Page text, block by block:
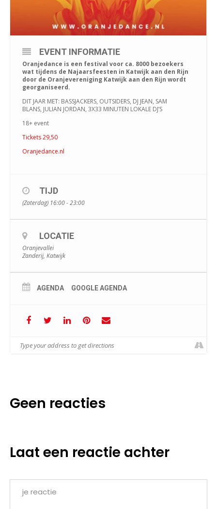
EVENT INFORMATIE
Oranjedance is een festival voor ca. 8000 bezoekers
wat tijdens de Najaarsfeesten in Katwijk aan den Rijn
door de Oranjevereniging Katwijk aan den Rijn wordt
georganiseerd.
DIT JAAR MET: BASSJACKERS, OUTSIDERS, DJ JEAN, SAM
BLANS, JULIAN JORDAN, 3X33 MINUTEN LOKALE DJ’S
18+ event
Tickets 29,50
Oranjedance.nl
TIJD
(Zaterdag) 16:00 - 23:00
LOCATIE
Oranjevallei
Zanderij, Katwijk
AGENDA GOOGLE AGENDA
Geen reacties
Laat een reactie achter